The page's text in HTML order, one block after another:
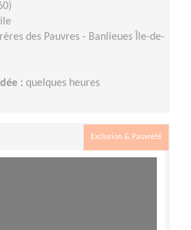
des Pauvres - Banlieues Île-de-
: quelques heures
Exclusion & Pauvreté